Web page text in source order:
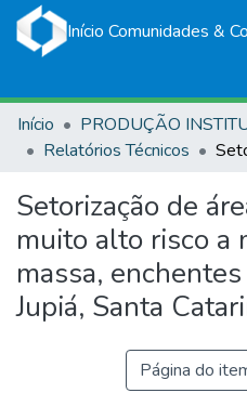
Início Comunidades &
Início
Relatórios Técnicos
Setorização de
muito alto risco a
massa,
Jupiá, Santa
Página do